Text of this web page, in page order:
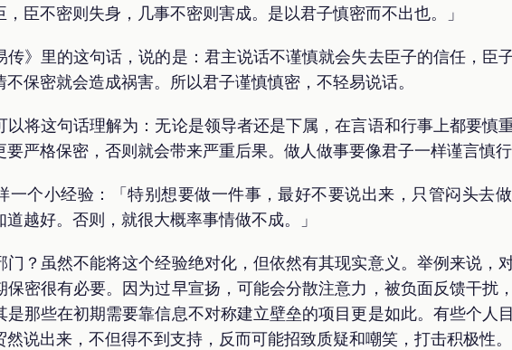
臣不密则失身，几事不密则害成。是以君子慎密而不出也。」
传》里的这句话，说的是：君主说话不谨慎就会失去臣子的信任，臣
保密就会造成祸害。所以君子谨慎慎密，不轻易说话。
以将这句话理解为：无论是领导者还是下属，在言语和行事上都要慎
严格保密，否则就会带来严重后果。做人做事要像君子一样谨言慎行
一个小经验：「特别想要做一件事，最好不要说出来，只管闷头去
道越好。否则，就很大概率事情做不成。」
门？虽然不能将这个经验绝对化，但依然有其现实意义。举例来说，
保密很有必要。因为过早宣扬，可能会分散注意力，被负面反馈干扰
是那些在初期需要靠信息不对称建立壁垒的项目更是如此。有些个人
然说出来，不但得不到支持，反而可能招致质疑和嘲笑，打击积极性。